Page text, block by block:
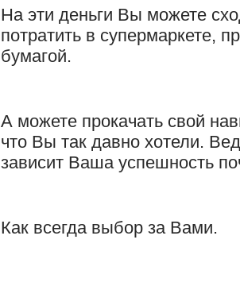
На эти деньги Вы можете
потратить в супермаркете,
бумагой.
А можете прокачать свой
что Вы так давно хотели.
зависит Ваша успешность
Как всегда выбор за Вами.